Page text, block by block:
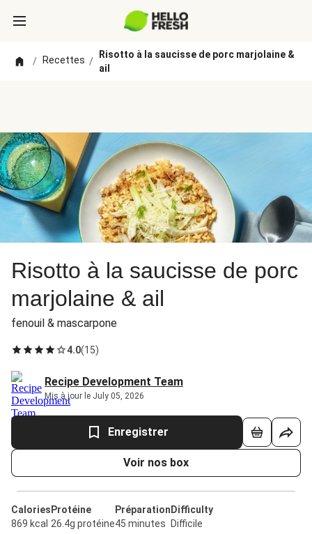
/ Recettes /
Risotto à la saucisse de porc marjolaine &
ail
Risotto à la saucisse de porc
marjolaine & ail
fenouil & mascarpone
4.0(15)
Recipe Development Team
Mis à jour le July 05, 2026
Enregistrer
Voir nos box
Calories
869 kcal
Protéine
26.4g protéine
Préparation
45 minutes
Difficulty
Difficile